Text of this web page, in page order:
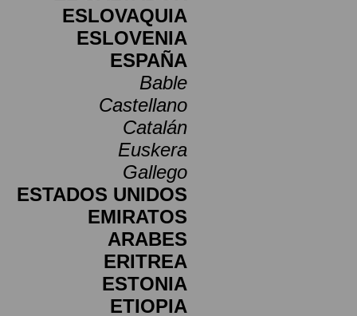
ESLOVAQUIA
ESLOVENIA
ESPAÑA
Bable
Castellano
Catalán
Euskera
Gallego
ESTADOS UNIDOS
EMIRATOS
ARABES
ERITREA
ESTONIA
ETIOPIA